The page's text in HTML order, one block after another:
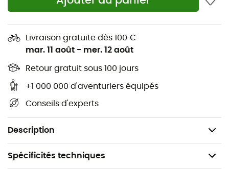
Livraison gratuite dès 100 €
mar. 11 août - mer. 12 août
Retour gratuit sous 100 jours
+1 000 000 d'aventuriers équipés
Conseils d'experts
Description
polyester recyclé post-consommation
Modèle à col ras-du-cou classique
Encolure à bords côtelés et coutures étanchées
aux épaules
Bas de vêtement droit
Encres sans PVC ni phtalates
Poids : 119 g
Spécificités techniques